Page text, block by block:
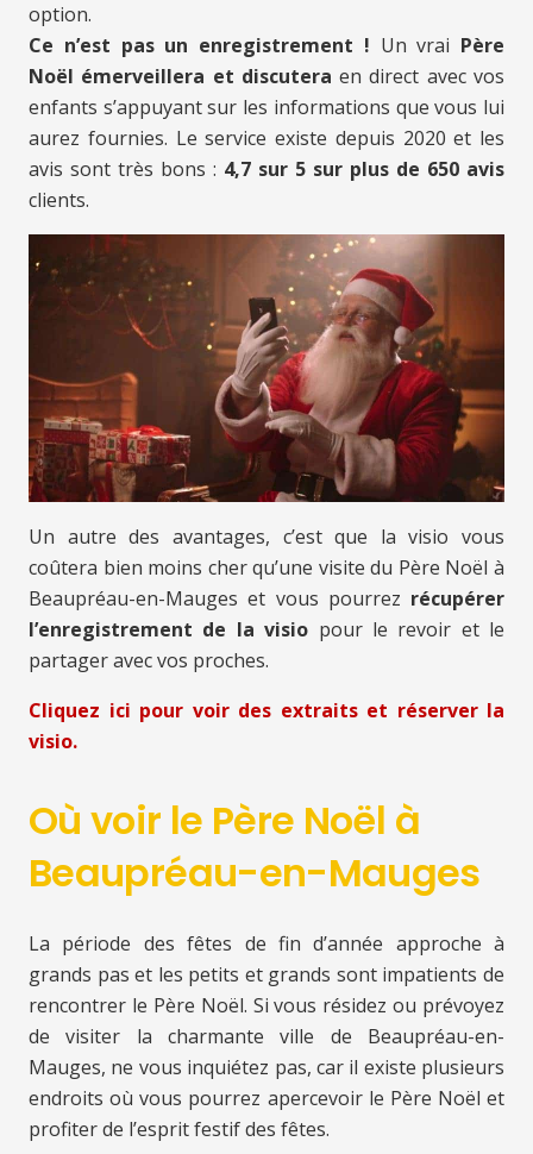
option.
Ce n’est pas un enregistrement ! Un vrai Père
Noël émerveillera et discutera en direct avec vos
enfants s’appuyant sur les informations que vous lui
aurez fournies. Le service existe depuis 2020 et les
avis sont très bons : 4,7 sur 5 sur plus de 650 avis
clients.
Un autre des avantages, c’est que la visio vous
coûtera bien moins cher qu’une visite du Père Noël à
Beaupréau-en-Mauges et vous pourrez récupérer
l’enregistrement de la visio pour le revoir et le
partager avec vos proches.
Cliquez ici pour voir des extraits et réserver la
visio.
Où voir le Père Noël à
Beaupréau-en-Mauges
La période des fêtes de fin d’année approche à
grands pas et les petits et grands sont impatients de
rencontrer le Père Noël. Si vous résidez ou prévoyez
de visiter la charmante ville de Beaupréau-en-
Mauges, ne vous inquiétez pas, car il existe plusieurs
endroits où vous pourrez apercevoir le Père Noël et
profiter de l’esprit festif des fêtes.